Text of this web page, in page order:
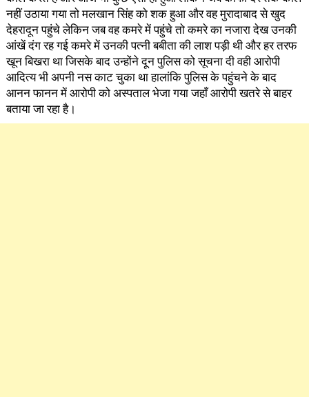
नहीं उठाया गया तो मलखान सिंह को शक हुआ और वह मुरादाबाद से खुद
देहरादून पहुंचे लेकिन जब वह कमरे में पहुंचे तो कमरे का नजारा देख उनकी
आंखें दंग रह गई कमरे में उनकी पत्नी बबीता की लाश पड़ी थी और हर तरफ
खून बिखरा था जिसके बाद उन्होंने दून पुलिस को सूचना दी वही आरोपी
आदित्य भी अपनी नस काट चुका था हालांकि पुलिस के पहुंचने के बाद
आनन फानन में आरोपी को अस्पताल भेजा गया जहाँ आरोपी खतरे से बाहर
बताया जा रहा है।